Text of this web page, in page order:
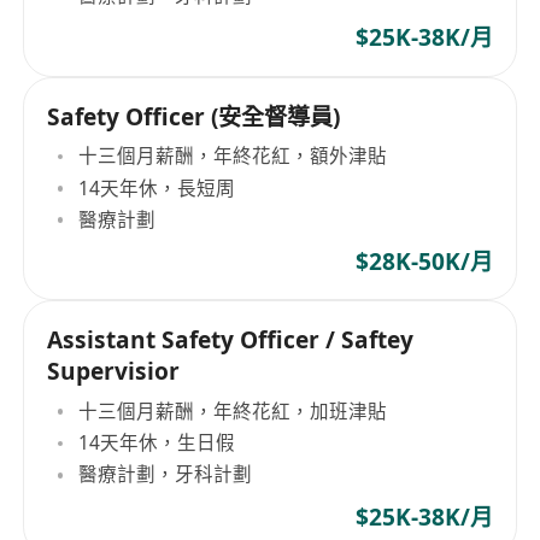
$25K-38K/月
Safety Officer (安全督導員)
十三個月薪酬，年終花紅，額外津貼
14天年休，長短周
醫療計劃
$28K-50K/月
Assistant Safety Officer / Saftey
Supervisior
十三個月薪酬，年終花紅，加班津貼
14天年休，生日假
醫療計劃，牙科計劃
$25K-38K/月